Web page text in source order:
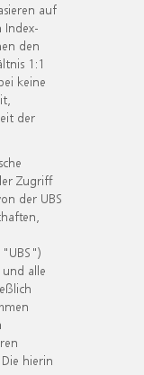
auf
Index-
den
1:1
keine
der
Zugriff
der UBS
alle
hierin